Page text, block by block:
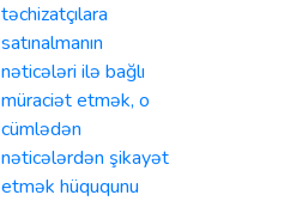
təchizatçılara
satınalmanın
nəticələri ilə bağlı
müraciət etmək, o
cümlədən
nəticələrdən şikayət
etmək hüququnu